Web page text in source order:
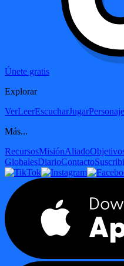
Únete gratis
Explorar
VerLeerEscucharJugar
Más...
RecursosMisiónAliado
GlobalesDiarioContacto